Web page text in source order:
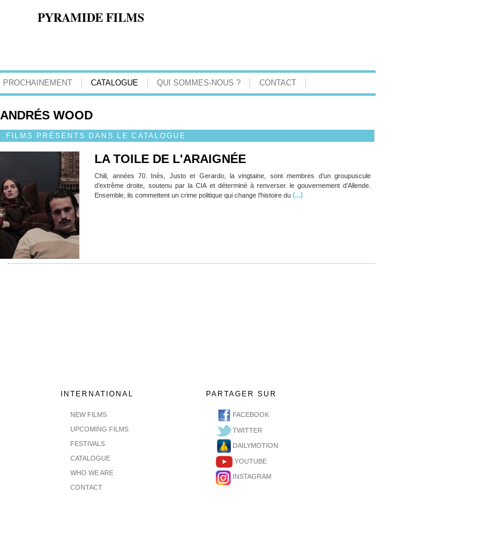
PYRAMIDE FILMS
PROCHAINEMENT CATALOGUE QUI SOMMES-NOUS ? CONTACT
ANDRÉS WOOD
FILMS PRÉSENTS DANS LE CATALOGUE
LA TOILE DE L'ARAIGNÉE
Chili, années 70. Inès, Justo et Gerardo, la vingtaine, sont membres d’un groupuscule
d’extrême droite, soutenu par la CIA et déterminé à renverser le gouvernement d’Allende.
Ensemble, ils commettent un crime politique qui change l’histoire du (...)
INTERNATIONAL
NEW FILMS
UPCOMING FILMS
FESTIVALS
CATALOGUE
WHO WE ARE
CONTACT
PARTAGER SUR
FACEBOOK
TWITTER
DAILYMOTION
YOUTUBE
INSTAGRAM